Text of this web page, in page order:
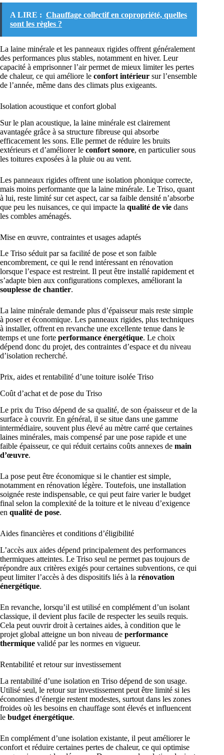
A LIRE : Chauffage collectif en copropriété, quelles
sont les règles ?
La laine minérale et les panneaux rigides offrent généralement
des performances plus stables, notamment en hiver. Leur
capacité à emprisonner l’air permet de mieux limiter les pertes
de chaleur, ce qui améliore le confort intérieur sur l’ensemble
de l’année, même dans des climats plus exigeants.
Isolation acoustique et confort global
Sur le plan acoustique, la laine minérale est clairement
avantagée grâce à sa structure fibreuse qui absorbe
efficacement les sons. Elle permet de réduire les bruits
extérieurs et d’améliorer le confort sonore, en particulier sous
les toitures exposées à la pluie ou au vent.
Les panneaux rigides offrent une isolation phonique correcte,
mais moins performante que la laine minérale. Le Triso, quant
à lui, reste limité sur cet aspect, car sa faible densité n’absorbe
que peu les nuisances, ce qui impacte la qualité de vie dans
les combles aménagés.
Mise en œuvre, contraintes et usages adaptés
Le Triso séduit par sa facilité de pose et son faible
encombrement, ce qui le rend intéressant en rénovation
lorsque l’espace est restreint. Il peut être installé rapidement et
s’adapte bien aux configurations complexes, améliorant la
souplesse de chantier.
La laine minérale demande plus d’épaisseur mais reste simple
à poser et économique. Les panneaux rigides, plus techniques
à installer, offrent en revanche une excellente tenue dans le
temps et une forte performance énergétique. Le choix
dépend donc du projet, des contraintes d’espace et du niveau
d’isolation recherché.
Prix, aides et rentabilité d’une toiture isolée Triso
Coût d’achat et de pose du Triso
Le prix du Triso dépend de sa qualité, de son épaisseur et de la
surface à couvrir. En général, il se situe dans une gamme
intermédiaire, souvent plus élevé au mètre carré que certaines
laines minérales, mais compensé par une pose rapide et une
faible épaisseur, ce qui réduit certains coûts annexes de main
d’œuvre.
La pose peut être économique si le chantier est simple,
notamment en rénovation légère. Toutefois, une installation
soignée reste indispensable, ce qui peut faire varier le budget
final selon la complexité de la toiture et le niveau d’exigence
en qualité de pose.
Aides financières et conditions d’éligibilité
L’accès aux aides dépend principalement des performances
thermiques atteintes. Le Triso seul ne permet pas toujours de
répondre aux critères exigés pour certaines subventions, ce qui
peut limiter l’accès à des dispositifs liés à la rénovation
énergétique.
En revanche, lorsqu’il est utilisé en complément d’un isolant
classique, il devient plus facile de respecter les seuils requis.
Cela peut ouvrir droit à certaines aides, à condition que le
projet global atteigne un bon niveau de performance
thermique validé par les normes en vigueur.
Rentabilité et retour sur investissement
La rentabilité d’une isolation en Triso dépend de son usage.
Utilisé seul, le retour sur investissement peut être limité si les
économies d’énergie restent modestes, surtout dans les zones
froides où les besoins en chauffage sont élevés et influencent
le budget énergétique.
En complément d’une isolation existante, il peut améliorer le
confort et réduire certaines pertes de chaleur, ce qui optimise